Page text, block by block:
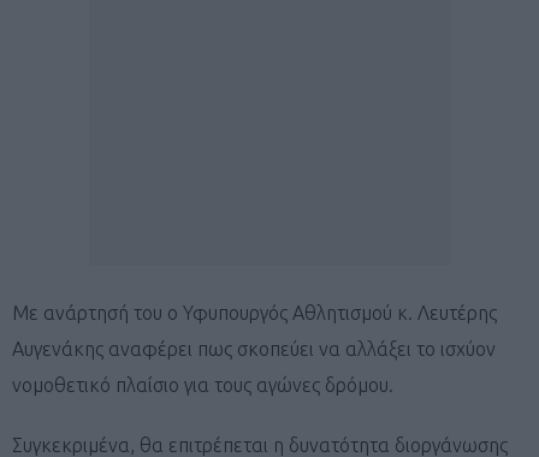
Με ανάρτησή του ο Υφυπουργός Αθλητισμού κ. Λευτέρης
Αυγενάκης αναφέρει πως σκοπεύει να αλλάξει το ισχύον
νομοθετικό πλαίσιο για τους αγώνες δρόμου.
Συγκεκριμένα, θα επιτρέπεται η δυνατότητα διοργάνωσης